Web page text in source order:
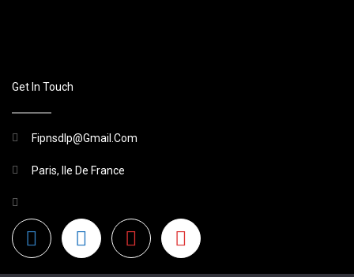
Get In Touch
Fipnsdlp@gmail.com
Paris, Ile De France